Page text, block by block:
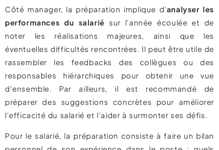
Côté manager, la préparation implique d’analyser les
performances du salarié sur l’année écoulée et de
noter les réalisations majeures, ainsi que les
éventuelles difficultés rencontrées. Il peut être utile de
rassembler les feedbacks des collègues ou des
responsables hiérarchiques pour obtenir une vue
d’ensemble. Par ailleurs, il est recommandé de
préparer des suggestions concrètes pour améliorer
l’efficacité du salarié et l’aider à surmonter ses défis.
Pour le salarié, la préparation consiste à faire un bilan